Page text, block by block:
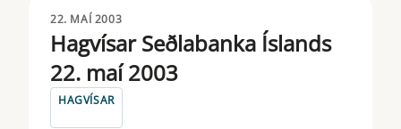
22. MAÍ 2003
Hagvísar Seðlabanka Íslands
22. maí 2003
HAGVÍSAR